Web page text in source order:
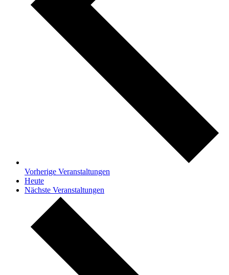
Vorherige Veranstaltungen
Heute
Nächste Veranstaltungen